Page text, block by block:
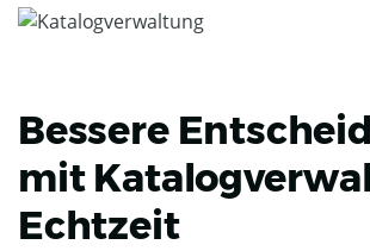
Bessere
mit
Echtzeit